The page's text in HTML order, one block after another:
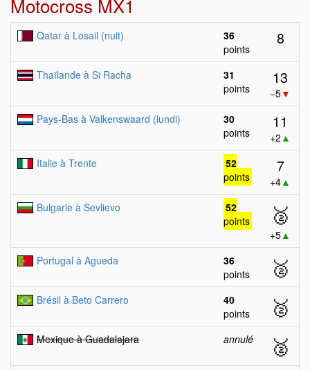
Motocross MX1
Qatar à Losail (nuit)
36
points
8
Thaïlande à Si Racha
31
points
13
−5▼
Pays-Bas à Valkenswaard (lundi)
30
points
11
+2 ▲
Italie à Trente
52
points
7
+4▲
Bulgarie à Sevlievo
52
points
🥈
+5▲
Portugal à Agueda
36
points
🥈
Brésil à Beto Carrero
40
points
🥈
Mexique à Guadalajara annulé 🥈